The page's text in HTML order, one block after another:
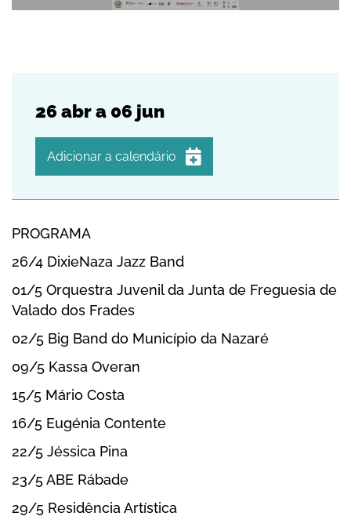
26abra 06 jun
Adicionar a calendário
Outlook
Outlook Online
Yahoo! Calendar
PROGRAMA
26/4 DixieNaza Jazz Band
01/5 Orquestra Juvenil da Junta de Freguesia de
Valado dos Frades
02/5 Big Band do Município da Nazaré
09/5 Kassa Overan
15/5 Mário Costa
16/5 Eugénia Contente
22/5 Jéssica Pina
23/5 ABE Rábade
29/5 Residência Artística